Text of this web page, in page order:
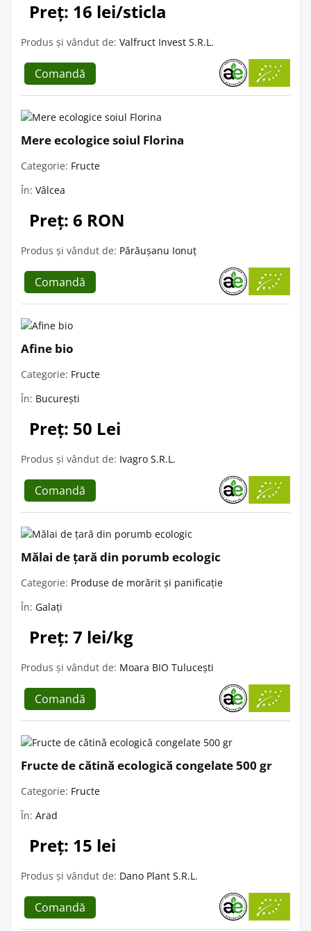
Preț: 16 lei/sticla
Produs și vândut de: Valfruct Invest S.R.L.
Comandă
Mere ecologice soiul Florina
Categorie: Fructe
În: Vâlcea
Preț: 6 RON
Produs și vândut de: Părăușanu Ionuț
Comandă
Afine bio
Categorie: Fructe
În: București
Preț: 50 Lei
Produs și vândut de: Ivagro S.R.L.
Comandă
Mălai de țară din porumb ecologic
Categorie: Produse de morărit și panificație
În: Galați
Preț: 7 lei/kg
Produs și vândut de: Moara BIO Tulucești
Comandă
Fructe de cătină ecologică congelate 500 gr
Categorie: Fructe
În: Arad
Preț: 15 lei
Produs și vândut de: Dano Plant S.R.L.
Comandă